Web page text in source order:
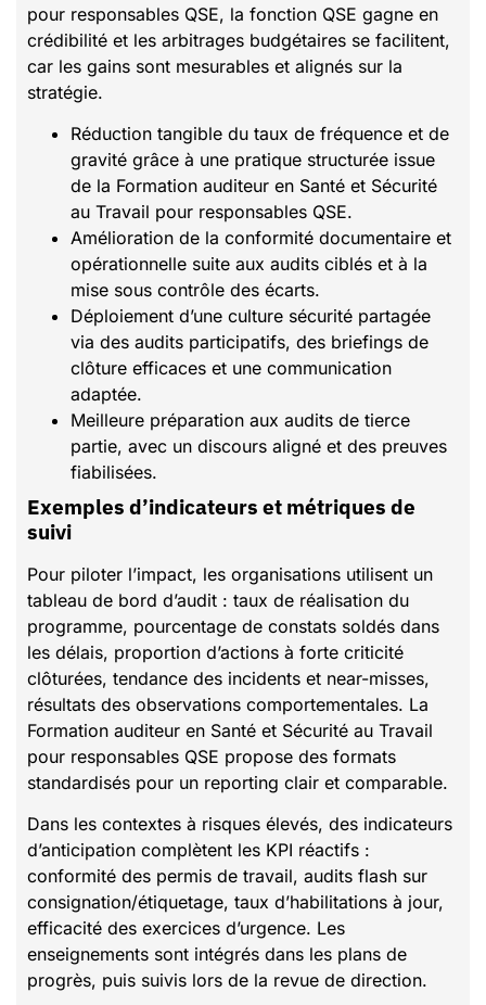
pour responsables QSE, la fonction QSE gagne en
crédibilité et les arbitrages budgétaires se facilitent,
car les gains sont mesurables et alignés sur la
stratégie.
Réduction tangible du taux de fréquence et de
gravité grâce à une pratique structurée issue
de la Formation auditeur en Santé et Sécurité
au Travail pour responsables QSE.
Amélioration de la conformité documentaire et
opérationnelle suite aux audits ciblés et à la
mise sous contrôle des écarts.
Déploiement d’une culture sécurité partagée
via des audits participatifs, des briefings de
clôture efficaces et une communication
adaptée.
Meilleure préparation aux audits de tierce
partie, avec un discours aligné et des preuves
fiabilisées.
Exemples d’indicateurs et métriques de
suivi
Pour piloter l’impact, les organisations utilisent un
tableau de bord d’audit : taux de réalisation du
programme, pourcentage de constats soldés dans
les délais, proportion d’actions à forte criticité
clôturées, tendance des incidents et near-misses,
résultats des observations comportementales. La
Formation auditeur en Santé et Sécurité au Travail
pour responsables QSE propose des formats
standardisés pour un reporting clair et comparable.
Dans les contextes à risques élevés, des indicateurs
d’anticipation complètent les KPI réactifs :
conformité des permis de travail, audits flash sur
consignation/étiquetage, taux d’habilitations à jour,
efficacité des exercices d’urgence. Les
enseignements sont intégrés dans les plans de
progrès, puis suivis lors de la revue de direction.